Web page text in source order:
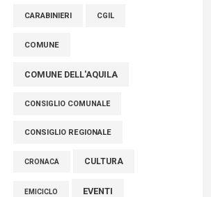
tra cui molti abruzzesi"
06 Agosto 2026
CARABINIERI CGIL
COMUNE
COMUNE DELL'AQUILA
CONSIGLIO COMUNALE
CONSIGLIO REGIONALE
CRONACA CULTURA
EMICICLO EVENTI